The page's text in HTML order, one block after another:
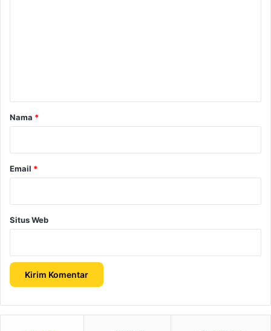
rNama *
Email *
Situs Web